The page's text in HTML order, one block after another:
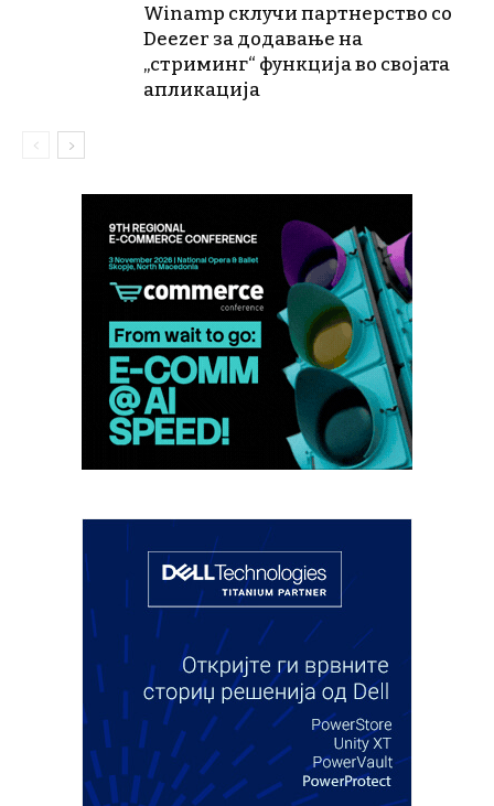
Winamp склучи партнерство со
Deezer за додавање на
„стриминг“ функција во својата
апликација